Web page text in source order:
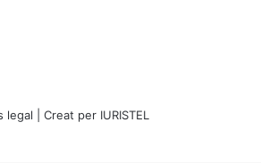
legal | Creat per IURISTEL